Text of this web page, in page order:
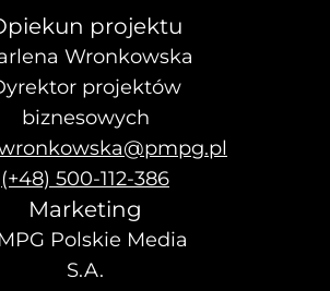
projektu
Wronkowska
projektów
biznesowych
(+48) 500-112-386
Marketing
Polskie Media
S.A.